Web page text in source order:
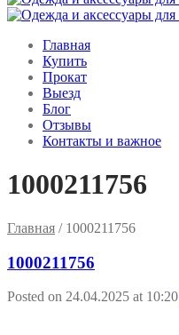
Главная
Купить
Прокат
Выезд
Блог
Отзывы
Контакты и важное
1000211756
Главная / 1000211756
1000211756
Posted on 24.04.2025 at 10:20